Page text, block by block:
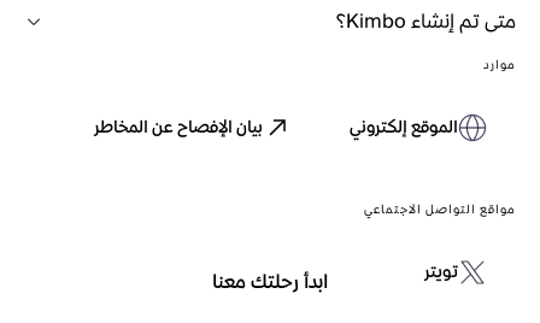
متى تم إنشاء Kimbo؟
موارد
الموقع إلكتروني بيان الإفصاح عن المخاطر
مواقع التواصل الاجتماعي
تويتر ابدأ رحلتك معنا